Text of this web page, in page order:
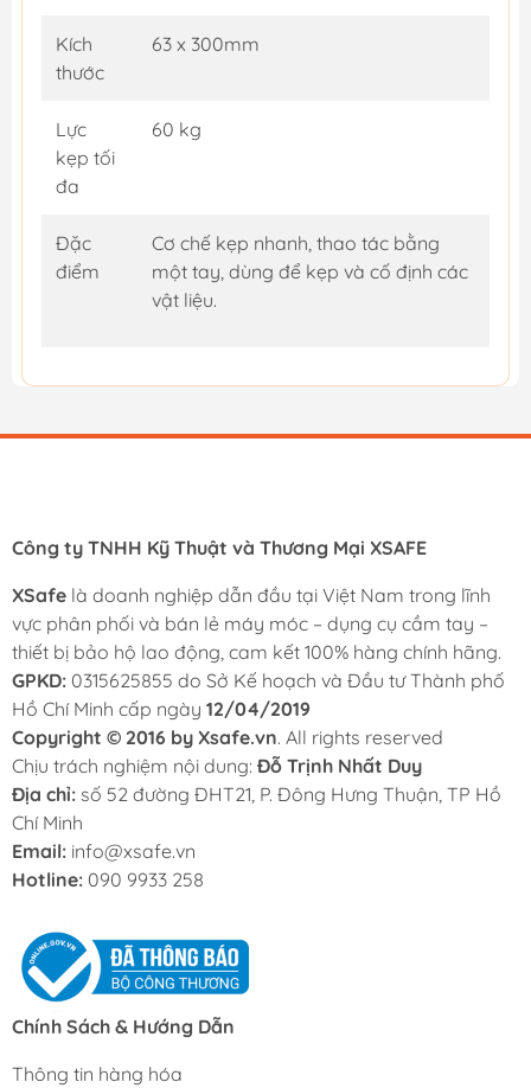
Kích
thước
63 x 300mm
Lực
kẹp tối
đa
60 kg
Đặc
điểm
Cơ chế kẹp nhanh, thao tác bằng
một tay, dùng để kẹp và cố định các
vật liệu.
Công ty TNHH Kỹ Thuật và Thương Mại XSAFE
XSafe là doanh nghiệp dẫn đầu tại Việt Nam trong lĩnh
vực phân phối và bán lẻ máy móc – dụng cụ cầm tay –
thiết bị bảo hộ lao động, cam kết 100% hàng chính hãng.
GPKD: 0315625855 do Sở Kế hoạch và Đầu tư Thành phố
Hồ Chí Minh cấp ngày 12/04/2019
Copyright © 2016 by Xsafe.vn. All rights reserved
Chịu trách nghiệm nội dung: Đỗ Trịnh Nhất Duy
Địa chỉ: số 52 đường ĐHT21, P. Đông Hưng Thuận, TP Hồ
Chí Minh
Email: info@xsafe.vn
Hotline: 090 9933 258
Chính Sách & Hướng Dẫn
Thông tin hàng hóa